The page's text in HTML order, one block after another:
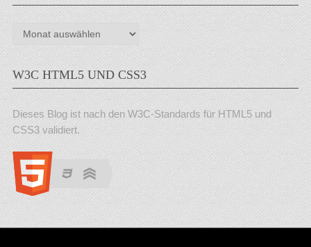
Archiv
W3C HTML5 UND CSS3
Dieses Blog ist nach den W3C-Standards für HTML5 und
CSS3 validiert.